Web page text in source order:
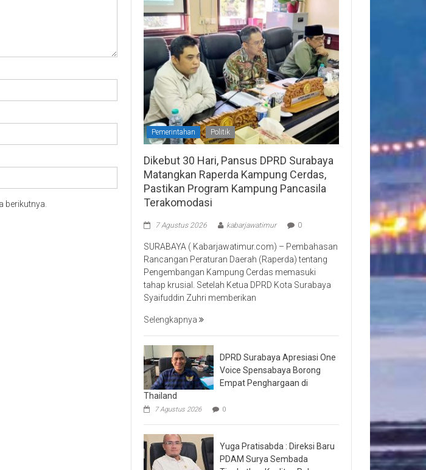
berikutnya.
Pemerintahan Politik
Dikebut 30 Hari, Pansus DPRD Surabaya
Matangkan Raperda Kampung Cerdas,
Pastikan Program Kampung Pancasila
Terakomodasi
7 Agustus 2026 kabarjawatimur 0
SURABAYA ( Kabarjawatimur.com) – Pembahasan
Rancangan Peraturan Daerah (Raperda) tentang
Pengembangan Kampung Cerdas memasuki
tahap krusial. Setelah Ketua DPRD Kota Surabaya
Syaifuddin Zuhri memberikan
Selengkapnya
DPRD Surabaya Apresiasi One
Voice Spensabaya Borong
Empat Penghargaan di
Thailand
7 Agustus 2026 0
Yuga Pratisabda : Direksi Baru
PDAM Surya Sembada